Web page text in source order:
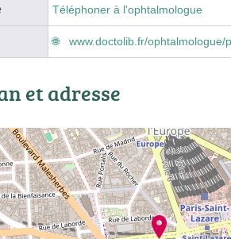
Téléphoner à l'ophtalmologue
www.doctolib.fr/ophtalmologue/
et adresse